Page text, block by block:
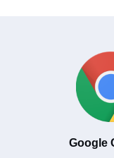
Google